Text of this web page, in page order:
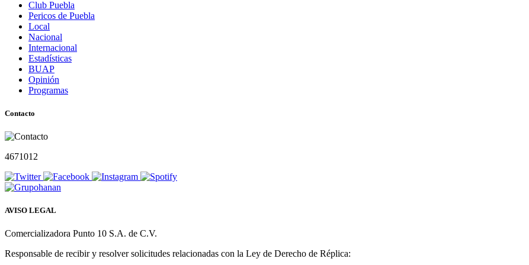
Club Puebla
Pericos de Puebla
Local
Nacional
Internacional
Estadísticas
BUAP
Opinión
Programas
Contacto
4671012
AVISO LEGAL
Comercializadora Punto 10 S.A. de C.V.
Responsable de recibir y resolver solicitudes relacionadas con la Ley de Derecho de Réplica: